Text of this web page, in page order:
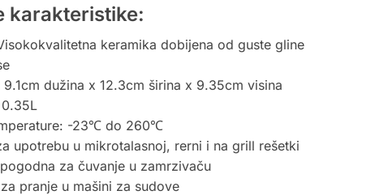
karakteristike:
keramika dobijena od guste gline
9.1cm dužina x 12.3cm širina x 9.35cm visina
-23℃ do 260℃
upotrebu u mikrotalasnoj, rerni i na grill rešetki
za čuvanje u zamrzivaču
pranje u mašini za sudove